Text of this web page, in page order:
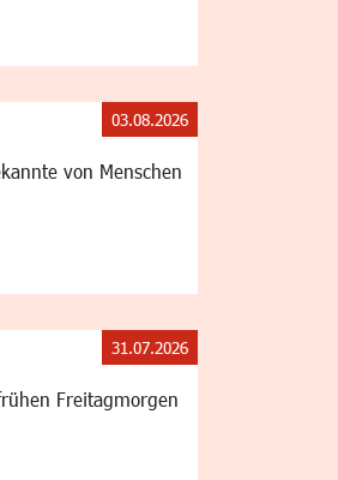
von Menschen
03.08.2026
Freitagmorgen
31.07.2026